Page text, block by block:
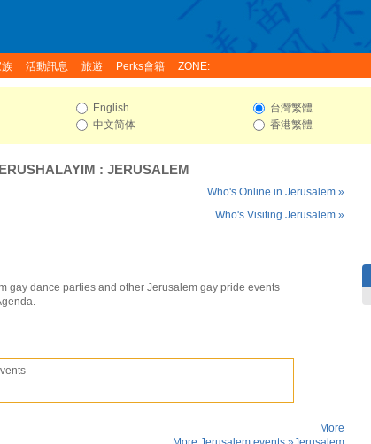
活動訊息 旅遊 Perks會籍 ZONE:
English
中文简体
台灣繁體
香港繁體
: JERUSALEM
Who's Online in Jerusalem »
Who's Visiting Jerusalem »
gay dance parties and other Jerusalem gay pride events
More